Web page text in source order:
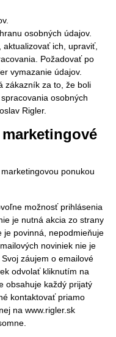
osobných údajov.
ich, upraviť,
Požadovať po
vymazanie údajov.
zákazník za to, že boli
osobných
Rigler.
ponukou
možnosť prihlásenia
je nutná akcia zo strany
je povinná, nepodmieňuje
noviniek nie je
záujem o emailové
odvolať kliknutím na
obsahuje každý prijatý
kontaktovať priamo
na www.rigler.sk